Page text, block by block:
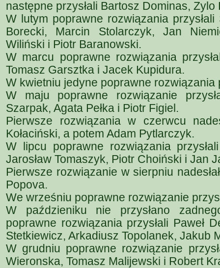
następne przysłali Bartosz Dominas, Zylo
W lutym poprawne rozwiązania
Borecki, Marcin Stolarczyk, Jan
Wiliński i Piotr Baranowski.
W marcu poprawne rozwiązania
Tomasz Garsztka i Jacek Kupidura.
W kwietniu jedyne poprawne rozwiązania
W maju poprawne rozwiązanie
Szarpak, Agata Pełka i Piotr Figiel.
Pierwsze rozwiązania w czerwcu
Kołaciński, a potem Adam Pytlarczyk.
W lipcu poprawne rozwiązania
Jarosław Tomaszyk, Piotr Choiński i Jan
Pierwsze rozwiązanie w sierpniu
Popova.
We wrześniu poprawne rozwiązanie
W paździeniku nie przysłano
poprawne rozwiązania przysłali Paweł
Stetkiewicz, Arkadiusz Topolanek, Jakub
W grudniu poprawne rozwiązanie
Wieronska, Tomasz Malijewski i Robert